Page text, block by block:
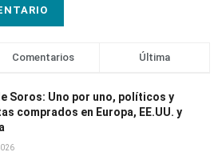
Comentarios Última
Soros: Uno por uno, políticos y
comprados en Europa, EE.UU. y